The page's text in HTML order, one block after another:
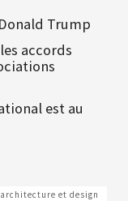
Trump
accords
est au
et design